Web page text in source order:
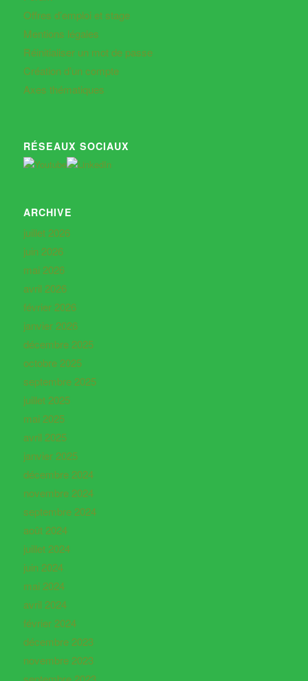
Offres d’emploi et stage
Mentions légales
Réinitialiser un mot de passe
Création d’un compte
Axes thématiques
RÉSEAUX SOCIAUX
ARCHIVE
juillet 2026
juin 2026
mai 2026
avril 2026
février 2026
janvier 2026
décembre 2025
octobre 2025
septembre 2025
juillet 2025
mai 2025
avril 2025
janvier 2025
décembre 2024
novembre 2024
septembre 2024
août 2024
juillet 2024
juin 2024
mai 2024
avril 2024
février 2024
décembre 2023
novembre 2023